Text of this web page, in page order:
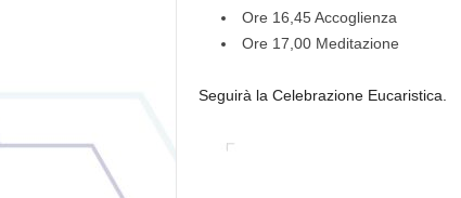
Ore 16,45 Accoglienza
Ore 17,00 Meditazione
Seguirà la Celebrazione Eucaristica.